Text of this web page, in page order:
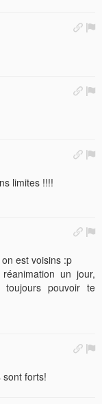
limites !!!!
est voisins :p
un jour,
pouvoir te
sont forts!